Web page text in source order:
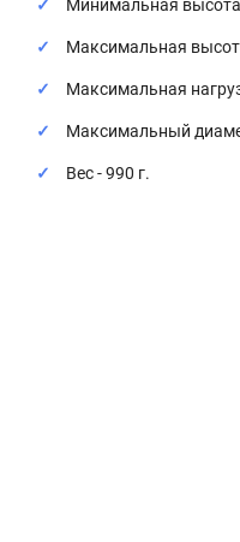
Минимальная
Максимальная
Максимальная
Максимальный
Вес - 990 г.